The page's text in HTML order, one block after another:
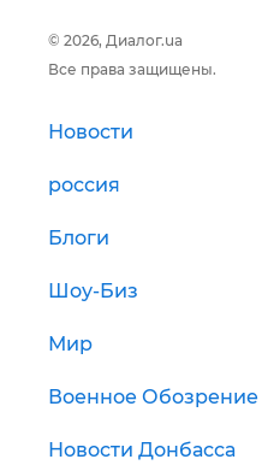
© 2026, Диалог.ua
Все права защищены.
Новости
россия
Блоги
Шоу-Биз
Мир
Военное Обозрение
Новости Донбасса